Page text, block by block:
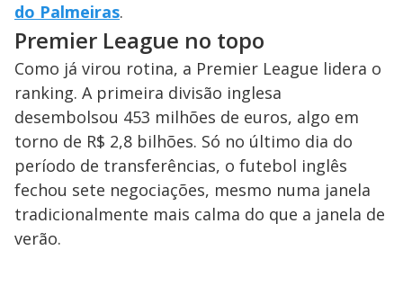
do Palmeiras.
Premier League no topo
Como já virou rotina, a Premier League lidera o
ranking. A primeira divisão inglesa
desembolsou 453 milhões de euros, algo em
torno de R$ 2,8 bilhões. Só no último dia do
período de transferências, o futebol inglês
fechou sete negociações, mesmo numa janela
tradicionalmente mais calma do que a janela de
verão.